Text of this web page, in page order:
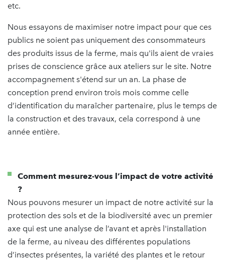
etc.
Nous essayons de maximiser notre impact pour que ces
publics ne soient pas uniquement des consommateurs
des produits issus de la ferme, mais qu'ils aient de vraies
prises de conscience grâce aux ateliers sur le site. Notre
accompagnement s'étend sur un an. La phase de
conception prend environ trois mois comme celle
d’identification du maraîcher partenaire, plus le temps de
la construction et des travaux, cela correspond à une
année entière.
Comment mesurez-vous l’impact de votre activité
?
Nous pouvons mesurer un impact de notre activité sur la
protection des sols et de la biodiversité avec un premier
axe qui est une analyse de l’avant et après l'installation
de la ferme, au niveau des différentes populations
d’insectes présentes, la variété des plantes et le retour